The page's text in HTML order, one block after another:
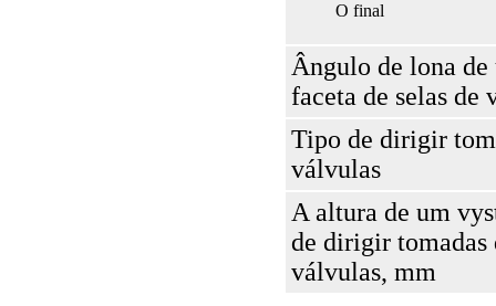
O final
Ângulo de lona de
faceta de selas de
Tipo de dirigir
válvulas
A altura de um
de dirigir tomadas
válvulas, mm